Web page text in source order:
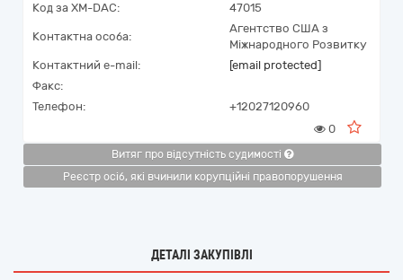
Код за XM-DAC: 47015
Контактна особа:
Aгентство США з
Міжнародного Розвитку
Контактний e-mail:
[email protected]
Факс:
Телефон:
+12027120960
0
Витяг про відсутність судимості
Реєстр осіб, які вчинили корупційні правопорушення
ДЕТАЛІ ЗАКУПІВЛІ